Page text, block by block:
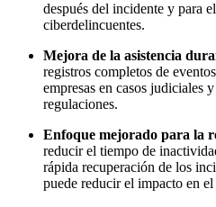
después del incidente y para
ciberdelincuentes.
Mejora de la asistencia
registros completos de
empresas en casos judiciales
regulaciones.
Enfoque mejorado para la
reducir el tiempo de
rápida recuperación de los
puede reducir el impacto en